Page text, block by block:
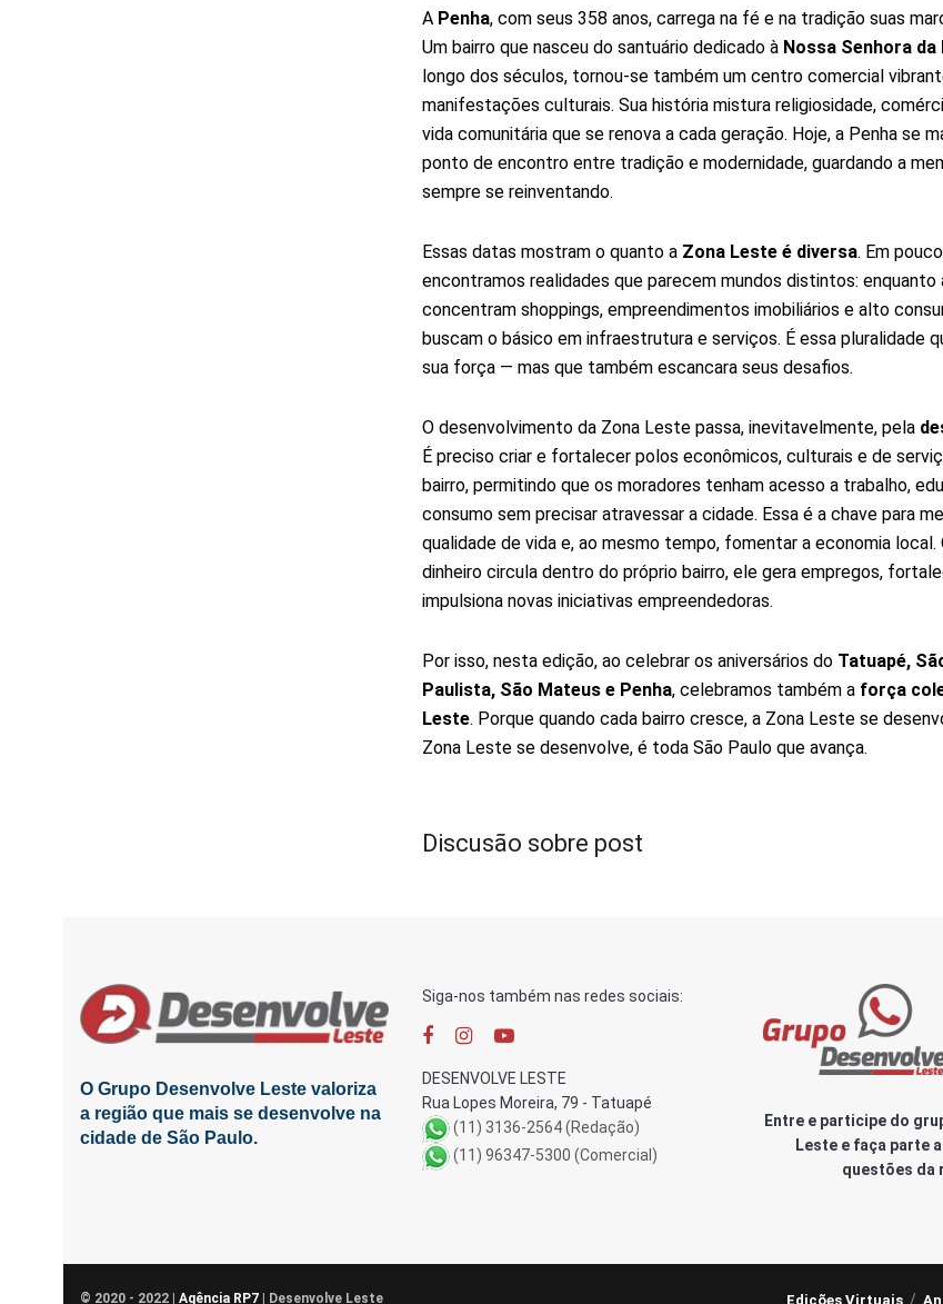
A Penha, com seus 358 anos, carrega na fé e na tradição suas
Um bairro que nasceu do santuário dedicado à Nossa Senhora da
longo dos séculos, tornou-se também um centro comercial
manifestações culturais. Sua história mistura religiosidade,
vida comunitária que se renova a cada geração. Hoje, a Penha se
ponto de encontro entre tradição e modernidade, guardando a
sempre se reinventando.
Essas datas mostram o quanto a Zona Leste é diversa. Em
encontramos realidades que parecem mundos distintos: enquanto
concentram shoppings, empreendimentos imobiliários e alto
buscam o básico em infraestrutura e serviços. É essa pluralidade
sua força — mas que também escancara seus desafios.
O desenvolvimento da Zona Leste passa, inevitavelmente, pela
É preciso criar e fortalecer polos econômicos, culturais e de
bairro, permitindo que os moradores tenham acesso a trabalho,
consumo sem precisar atravessar a cidade. Essa é a chave para
qualidade de vida e, ao mesmo tempo, fomentar a economia local.
dinheiro circula dentro do próprio bairro, ele gera empregos,
impulsiona novas iniciativas empreendedoras.
Por isso, nesta edição, ao celebrar os aniversários do Tatuapé,
Paulista, São Mateus e Penha, celebramos também a força
Leste. Porque quando cada bairro cresce, a Zona Leste se
Zona Leste se desenvolve, é toda São Paulo que avança.
Discusão sobre post
O Grupo Desenvolve Leste valoriza
a região que mais se desenvolve na
cidade de São Paulo.
Siga-nos também nas redes sociais:
DESENVOLVE LESTE
Rua Lopes Moreira, 79 - Tatuapé
(11) 3136-2564 (Redação)
(11) 96347-5300 (Comercial)
Entre e participe do
Leste e faça parte
questões da
Edições Virtuais
© 2020 - 2022 | Agência RP7 | Desenvolve Leste